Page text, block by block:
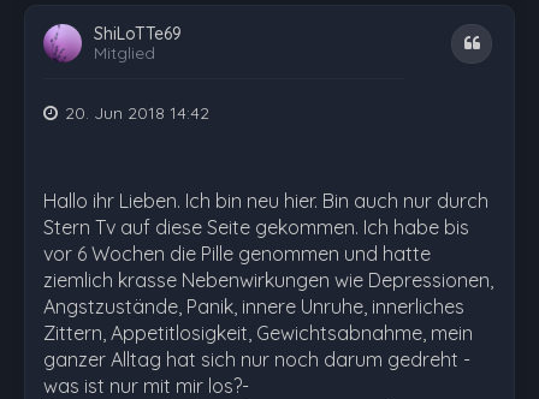
ShiLoTTe69
Mitglied
Zitat
20. Jun 2018 14:42
Hallo ihr Lieben. Ich bin neu hier. Bin auch nur durch
Stern Tv auf diese Seite gekommen. Ich habe bis
vor 6 Wochen die Pille genommen und hatte
ziemlich krasse Nebenwirkungen wie Depressionen,
Angstzustände, Panik, innere Unruhe, innerliches
Zittern, Appetitlosigkeit, Gewichtsabnahme, mein
ganzer Alltag hat sich nur noch darum gedreht -
was ist nur mit mir los?-